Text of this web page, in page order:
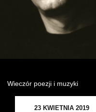
Wynajem kostiumów
Wynajem rekwizytów
Fundusze unijne
Dotacje celowe
Wieczór poezji i muzyki
23 KWIETNIA 2019